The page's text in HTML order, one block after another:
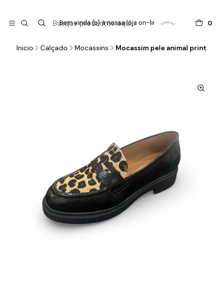
0
Bem vinda (o) à nossa loja on-line !
Inicio Calçado Mocassins Mocassim pele animal print